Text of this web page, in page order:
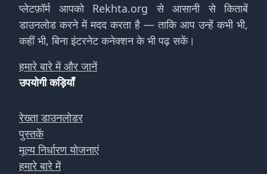
प्लेटफ़ॉर्म आपको Rekhta.org से आसानी से किताबें
डाउनलोड करने में मदद करता है — ताकि आप उन्हें कभी भी,
कहीं भी, बिना इंटरनेट कनेक्शन के भी पढ़ सकें।
हमारे बारे में और जानें
उपयोगी कड़ियाँ
रेख्ता डाउनलोडर
पुस्तकें
मूल्य निर्धारण योजनाएं
हमारे बारे में